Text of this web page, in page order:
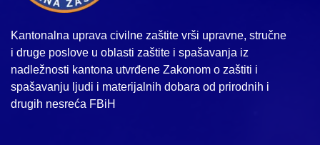
Kantonalna uprava civilne zaštite vrši upravne, stručne
i druge poslove u oblasti zaštite i spašavanja iz
nadležnosti kantona utvrđene Zakonom o zaštiti i
spašavanju ljudi i materijalnih dobara od prirodnih i
drugih nesreća FBiH